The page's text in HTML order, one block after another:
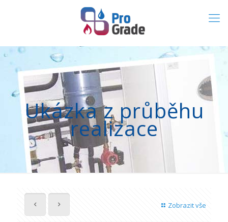
Ukázka z průběhu
realizace
Zobrazit vše